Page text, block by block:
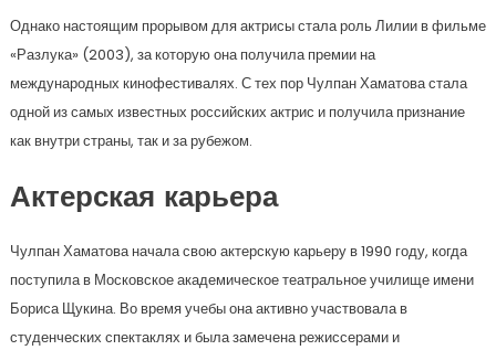
Однако настоящим прорывом для актрисы стала роль Лилии в фильме
«Разлука» (2003), за которую она получила премии на
международных кинофестивалях. С тех пор Чулпан Хаматова стала
одной из самых известных российских актрис и получила признание
как внутри страны, так и за рубежом.
Актерская карьера
Чулпан Хаматова начала свою актерскую карьеру в 1990 году, когда
поступила в Московское академическое театральное училище имени
Бориса Щукина. Во время учебы она активно участвовала в
студенческих спектаклях и была замечена режиссерами и